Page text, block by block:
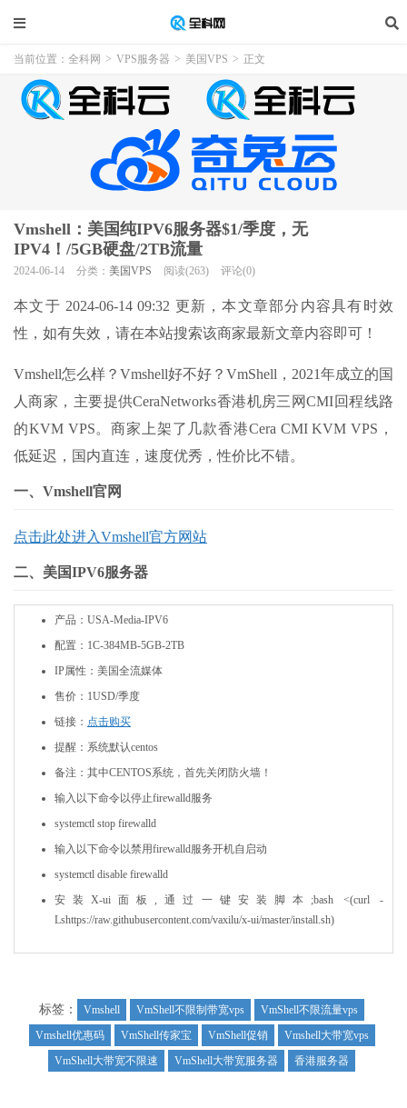
当前位置： 全科网 > VPS服务器 > 美国VPS > 正文
Vmshell：美国纯IPV6服务器$1/季度，无
IPV4！/5GB硬盘/2TB流量
2024-06-14 分类： 美国VPS 阅读(263) 评论(0)
本文于 2024-06-14 09:32 更新，本文章部分内容具有时效
性，如有失效，请在本站搜索该商家最新文章内容即可！
Vmshell怎么样？Vmshell好不好？VmShell，2021年成立的国
人商家，主要提供CeraNetworks香港机房三网CMI回程线路
的KVM VPS。商家上架了几款香港Cera CMI KVM VPS，
低延迟，国内直连，速度优秀，性价比不错。
一、Vmshell官网
点击此处进入Vmshell官方网站
二、美国IPV6服务器
产品：USA-Media-IPV6
配置：1C-384MB-5GB-2TB
IP属性：美国全流媒体
售价：1USD/季度
链接： 点击购买
提醒：系统默认centos
备注：其中CENTOS系统，首先关闭防火墙！
输入以下命令以停止firewalld服务
systemctl stop firewalld
输入以下命令以禁用firewalld服务开机自启动
systemctl disable firewalld
安装X-ui面板,通过一键安装脚本;bash <(curl -
Lshttps://raw.githubusercontent.com/vaxilu/x-ui/master/install.sh)
标签： Vmshell VmShell不限制带宽vps
VmShell不限流量vps
Vmshell优惠码
VmShell传家宝 VmShell促销
Vmshell大带宽vps
VmShell大带宽不限速
VmShell大带宽服务器 香港服务器